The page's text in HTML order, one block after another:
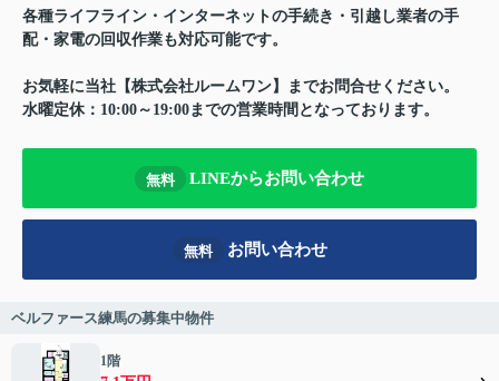
各種ライフライン・インターネットの手続き・引越し業者の手
配・家電の回収作業も対応可能です。
お気軽に当社【株式会社ルームワン】までお問合せください。
水曜定休：10:00～19:00までの営業時間となっております。
無料 LINEからお問い合わせ
無料 お問い合わせ
ベルファース練馬の募集中物件
1階